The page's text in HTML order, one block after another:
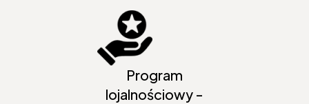
Program
lojalnościowy -